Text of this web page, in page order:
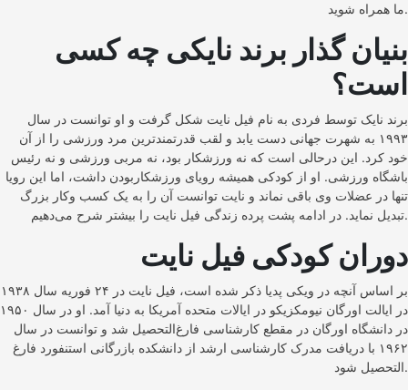
ما همراه شوید.
بنیان گذار برند نایکی چه کسی
است؟
برند نایک توسط فردی به نام فیل نایت شکل گرفت و او توانست در سال
۱۹۹۳ به شهرت جهانی دست یابد و لقب قدرتمندترین مرد ورزشی را از آن
خود کرد. این درحالی است که نه ورزشکار بود، نه مربی ورزشی و نه رئیس
باشگاه ورزشی. او از کودکی همیشه رویای ورزشکاربودن داشت، اما این رویا
تنها در عضلات وی باقی نماند و نایت توانست آن را به یک کسب وکار بزرگ
تبدیل نماید. در ادامه پشت پرده زندگی فیل نایت را بیشتر شرح می‌دهیم.
دوران کودکی فیل نایت
بر اساس آنچه در ویکی پدیا ذکر شده است، فیل نایت در ۲۴ فوریه سال ۱۹۳۸
در ایالت اورگان نیومکزیکو در ایالات متحده آمریکا به دنیا آمد. او در سال ۱۹۵۰
در دانشگاه اورگان در مقطع کارشناسی فارغ‌‌التحصیل شد و توانست در سال
۱۹۶۲ با دریافت مدرک کارشناسی ارشد از دانشکده بازرگانی استنفورد فارغ
التحصیل شود.